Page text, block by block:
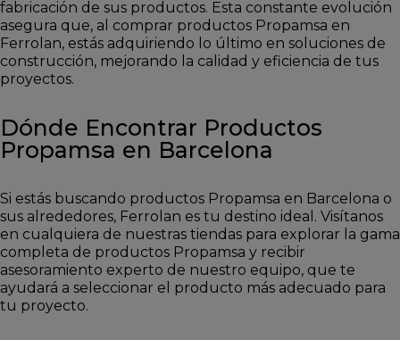
fabricación de sus productos. Esta constante evolución
asegura que, al comprar productos Propamsa en
Ferrolan, estás adquiriendo lo último en soluciones de
construcción, mejorando la calidad y eficiencia de tus
proyectos.
Dónde Encontrar Productos
Propamsa en Barcelona
Si estás buscando productos Propamsa en Barcelona o
sus alrededores, Ferrolan es tu destino ideal. Visítanos
en cualquiera de nuestras tiendas para explorar la gama
completa de productos Propamsa y recibir
asesoramiento experto de nuestro equipo, que te
ayudará a seleccionar el producto más adecuado para
tu proyecto.